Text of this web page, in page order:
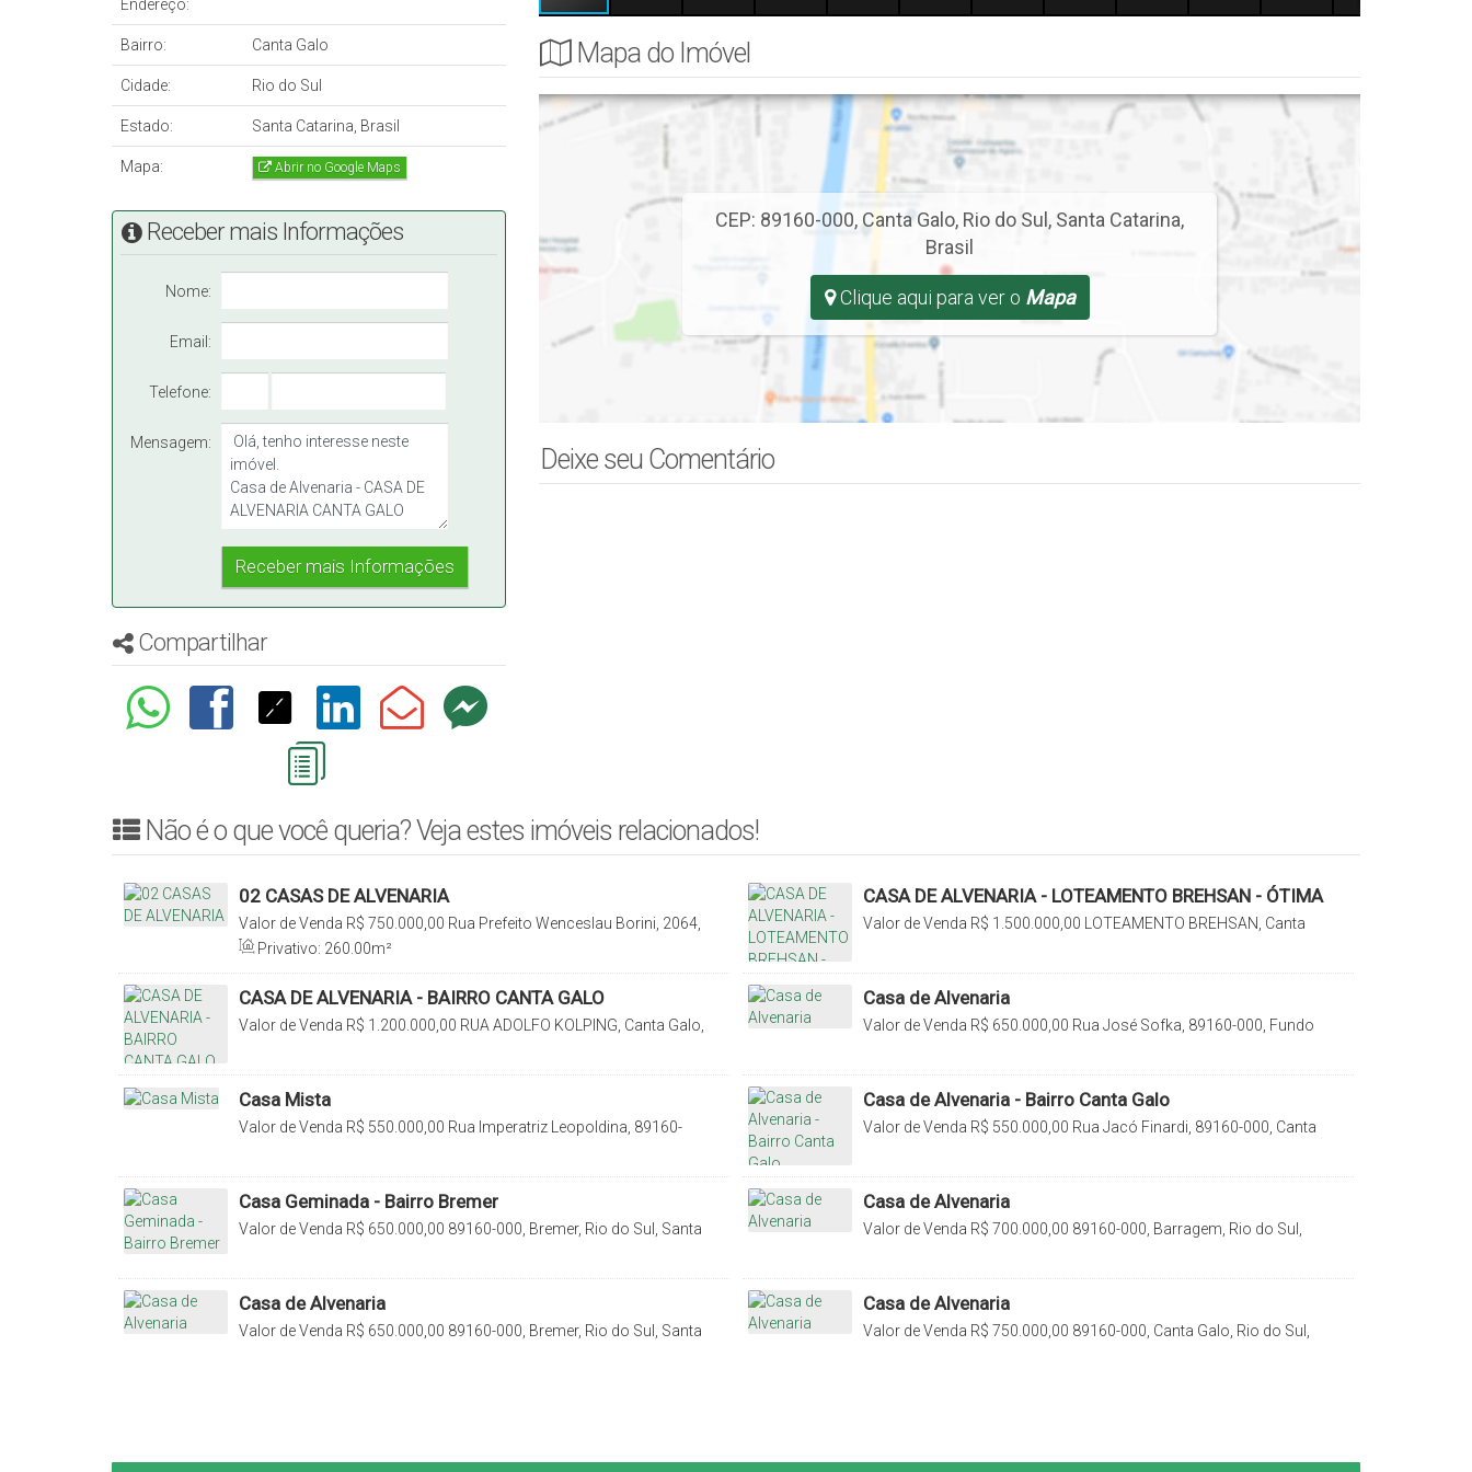
Área do terreno: 499,80 m²
Área construída: 192,07 m²
Obs.: Valor sujeito a alteração sem aviso prévio.
Endereço:
Bairro: Canta Galo
Cidade: Rio do Sul
Estado: Santa Catarina, Brasil
Mapa: Abrir no Google Maps
Receber mais Informações
Nome:
Email:
Telefone:
Mensagem:
Compartilhar
Mapa do Imóvel
CEP: 89160-000, Canta Galo, Rio do Sul, Santa Catarina,
Brasil
Clique aqui para ver o Mapa
Deixe seu Comentário
Não é o que você queria? Veja estes imóveis relacionados!
02 CASAS DE ALVENARIA
R$ 750.000,00
Valor de Venda
Rua Prefeito Wenceslau Borini, 2064,
89160-000, Canta Galo, Rio do Sul, Santa Catarina, Brasil
Privativo: 260 .00m²
CASA DE ALVENARIA - LOTEAMENTO BREHSAN - ÓTIMA
LOCALIZAÇÃO!!!
R$ 1.500.000,00
Valor de Venda
LOTEAMENTO BREHSAN, Canta
CASA DE ALVENARIA - BAIRRO CANTA GALO
R$ 1.200.000,00
Valor de Venda
RUA ADOLFO KOLPING, Canta Galo,
Casa de Alvenaria
R$ 650.000,00
Valor de Venda
Rua José Sofka, 89160-000, Fundo
Casa Mista
R$ 550.000,00
Valor de Venda
Rua Imperatriz Leopoldina, 89160-
Casa de Alvenaria - Bairro Canta Galo
R$ 550.000,00
Valor de Venda
Rua Jacó Finardi, 89160-000, Canta
Casa Geminada - Bairro Bremer
R$ 650.000,00
Valor de Venda
89160-000, Bremer, Rio do Sul, Santa
Casa de Alvenaria
R$ 700.000,00
Valor de Venda
89160-000, Barragem, Rio do Sul,
Casa de Alvenaria
R$ 650.000,00
Valor de Venda
89160-000, Bremer, Rio do Sul, Santa
Casa de Alvenaria
R$ 750.000,00
Valor de Venda
89160-000, Canta Galo, Rio do Sul,